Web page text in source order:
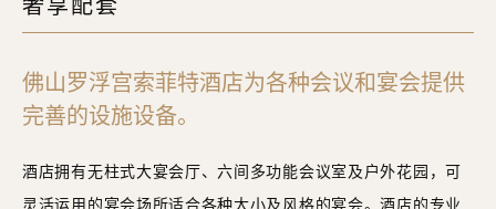
奢享配套
佛山罗浮宫索菲特酒店为各种会议和宴会提供
完善的设施设备。
酒店拥有无柱式大宴会厅、六间多功能会议室及户外花园，可
灵活运用的宴会场所适合各种大小及风格的宴会。酒店的专业